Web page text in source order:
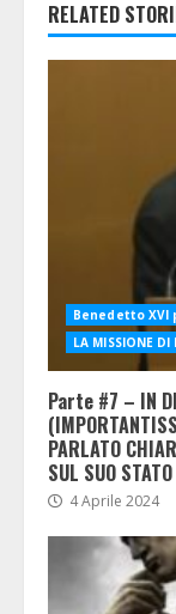
RELATED
Benedetto XVI
LA MISSIONE
Parte #7 – IN
PARLATO
SUL SUO
4 Aprile 2024